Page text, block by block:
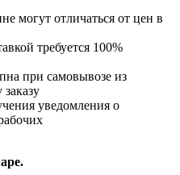
могут отличаться от цен в
требуется 100%
при самовывозе из
уведомления о